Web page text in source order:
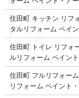
住田町 キッチン リフ
タルリフォーム ペイ
住田町 トイレ リフォ
ルリフォーム ペイン
住田町 フルリフォー
リフォーム ペイント